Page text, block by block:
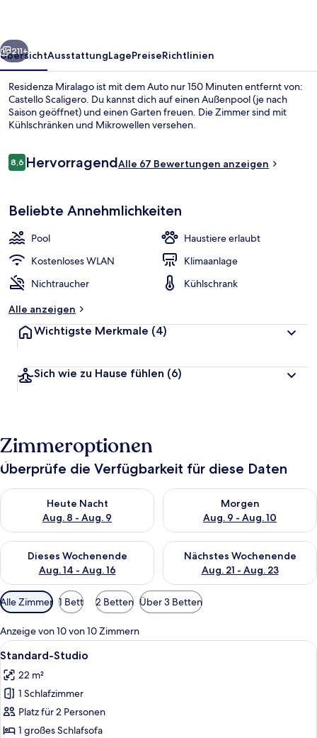
Penthouse | Bügeleisen/Bügelbrett,
Weiter
211+
ÜbersichtAusstattungLagePreiseRichtlinien
Residenza Miralago ist mit dem Auto nur 150 Minuten entfernt von:
Castello Scaligero. Du kannst dich auf einen Außenpool (je nach
Saison geöffnet) und einen Garten freuen. Die Zimmer sind mit
Kühlschränken und Mikrowellen versehen.
Bewertungen
8,68,6 von 10.
HervorragendAlle 67 Bewertungen anzeigen
Beliebte Annehmlichkeiten
Pool
Haustiere erlaubt
Kostenloses WLAN
Klimaanlage
Nichtraucher
Kühlschrank
Alle anzeigen
Wichtigste Merkmale (4)
Sich wie zu Hause fühlen (6)
Zimmeroptionen
Überprüfe die Verfügbarkeit für diese Daten
Heute Nacht
Aug. 8 - Aug. 9
Überprüfe die Verfügbarkeit für heute Nacht, Aug. 8 - Aug. 9.
Morgen
Aug. 9 - Aug. 10
Überprüfe die Verfügbarkeit
Dieses Wochenende
Aug. 14 - Aug. 16
Überprüfe die Verfügbarkeit für dieses Wochenende, Aug. 14
Nächstes Wochenende
Aug. 21 - Aug. 23
Überprüfe die Verfügbarkeit
Verfügbare
Filter
für
Zimmer
Alle Zimmer 1 Bett 2 Betten Über 3 Betten
Anzeige von 10 von 10 Zimmern
Alle
Fotos
für
Standard-
Studio
anzeigen
Ein Schlafzimmer mit Bett,
18
Standard-Studio
22 m²
1 Schlafzimmer
Platz für 2 Personen
1 großes Schlafsofa